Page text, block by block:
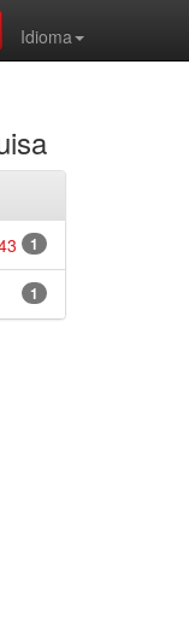
Idioma
1
1